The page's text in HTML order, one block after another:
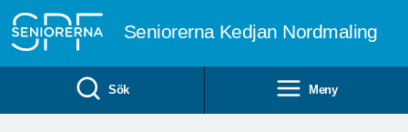
Seniorerna Kedjan Nordmaling
Sök Meny